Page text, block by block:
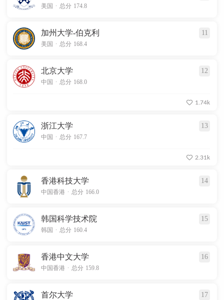
美国 . 总分 174.8
加州大学-伯克利 11
美国 . 总分 168.4
北京大学 12
中国 . 总分 168.0
1.74k
浙江大学 13
中国 . 总分 167.7
2.31k
香港科技大学 14
中国香港 . 总分 166.0
韩国科学技术院 15
韩国 . 总分 160.4
香港中文大学 16
中国香港 . 总分 159.8
首尔大学 17